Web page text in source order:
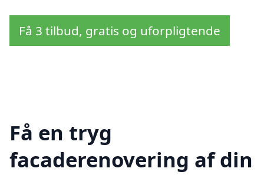
Få 3 tilbud, gratis og uforpligtende
Få en tryg
facaderenovering af din